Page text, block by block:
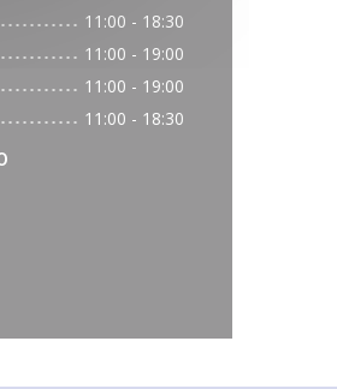
11:00 - 18:30
11:00 - 19:00
11:00 - 19:00
11:00 - 18:30